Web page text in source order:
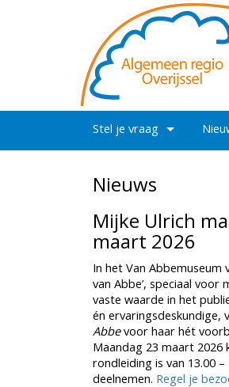
Stel je vraag
Nieuws
Mijke Ulrich
maart 2026
In het Van Abbemuseum
van Abbe’, speciaal
vaste waarde in het
én
Abbevoor haar hét
Maandag 23 maart 2026
rondleiding is van 13.00
deelnemen. Regel je